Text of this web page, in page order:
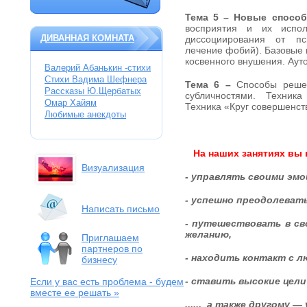
ДИВАННАЯ КОМНАТА
Валерий Абанькин -стихи
Стихи Вадима Шефнера
Рассказы Ю.Щербатых
Омар Хайям
Любимые анекдоты
Визуализация
Написать письмо
Приглашаем
партнеров по
бизнесу
Если у вас есть проблема - будем
вместе ее решать »
Тема 5 – Новые
восприятия и их
диссоциирования от
лечение фобий). Базовые
косвенного внушения.
Тема 6 –Способы
субличностями.
Техника «Круг
На наших занятиях вы
- управлять своими
- успешно
- путешествовать в
желанию,
- находить контакт с
- ставить высокие
...... а также другому —